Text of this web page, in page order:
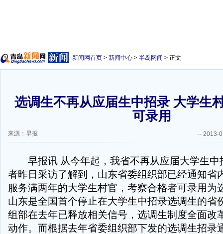
新闻网首页 > 新闻中心 > 半岛网闻 > 正文
选调生不再从应届生中招录 大学生
可录用
来源：早报 -- 2013-
早报讯 从今年起，我省不再从应届大学生中
者昨日采访了解到，山东省委组织部已经通知省
服务满两年的大学生村官，考察合格者可录用为
山东是全国首个停止在大学生中招录选调生的省
组部在去年已释放相关信号，选调生制度全面改
动作。而根据去年省委组织部下发的选调生招录